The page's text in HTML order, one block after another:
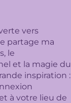
vers
partage ma
le
et la magie du
inspiration :
à votre lieu de